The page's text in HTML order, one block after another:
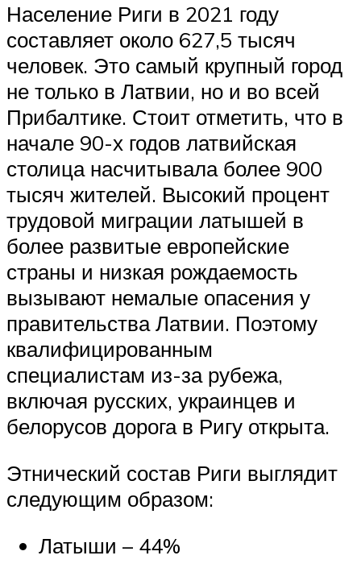
Население Риги в 2021 году
составляет около 627,5 тысяч
человек. Это самый крупный город
не только в Латвии, но и во всей
Прибалтике. Стоит отметить, что в
начале 90-х годов латвийская
столица насчитывала более 900
тысяч жителей. Высокий процент
трудовой миграции латышей в
более развитые европейские
страны и низкая рождаемость
вызывают немалые опасения у
правительства Латвии. Поэтому
квалифицированным
специалистам из-за рубежа,
включая русских, украинцев и
белорусов дорога в Ригу открыта.
Этнический состав Риги выглядит
следующим образом:
Латыши – 44%